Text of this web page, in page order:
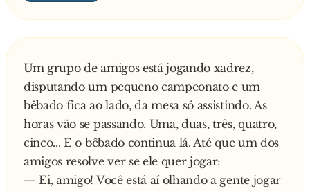
Um grupo de amigos está jogando xadrez,
disputando um pequeno campeonato e um
bêbado fica ao lado, da mesa só assistindo. As
horas vão se passando. Uma, duas, três, quatro,
cinco... E o bêbado continua lá. Até que um dos
amigos resolve ver se ele quer jogar:
— Ei, amigo! Você está aí olhando a gente jogar